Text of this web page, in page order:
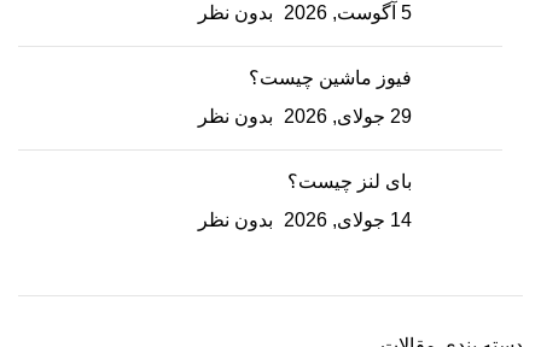
5 آگوست, 2026
بدون نظر
فیوز ماشین چیست؟
29 جولای, 2026
بدون نظر
بای لنز چیست؟
14 جولای, 2026
بدون نظر